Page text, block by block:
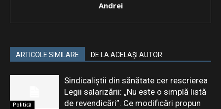
Andrei
ARTICOLE SIMILARE DE LA ACELAȘI AUTOR
Politică
Sindicaliștii din sănătate cer rescrierea
Legii salarizării: „Nu este o simplă listă
de revendicări”. Ce modificări propun